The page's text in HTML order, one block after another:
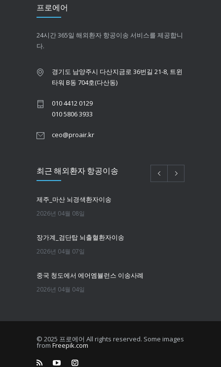
프로에어
24시간 365일 해외환자 항공이송 서비스를 제공합니
다.
경기도 남양주시 다산지금로 36번길 21-8, 트윈
타워 B동 704호(다산동)
010 4412 0129
010 5806 3933
ceo@proair.kr
최근 해외환자 항공이송
제주_마산 뇌경색환자이송
2026년 04월 08일
장가계_검단탑 뇌출혈환자이송
2026년 04월 07일
중국 청도에서 에어엠뷸런스 이송사례
2026년 04월 04일
한국에서 뉴욕까지 치매환자 이송
© 2025 프로에어 All rights reserved. Some images
from Freepik.com